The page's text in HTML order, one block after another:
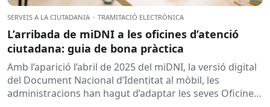
SERVEIS A LA CIUTADANIA · TRAMITACIÓ ELECTRÒNICA
L’arribada de miDNI a les oficines d’atenció
ciutadana: guia de bona pràctica
Amb l’aparició l’abril de 2025 del miDNI, la versió digital
del Document Nacional d’Identitat al mòbil, les
administracions han hagut d’adaptar les seves Oficines